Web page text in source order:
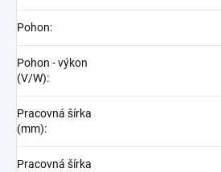
Pohon:
Pohon - výkon
(V/W):
Pracovná šírka
(mm):
Pracovná šírka